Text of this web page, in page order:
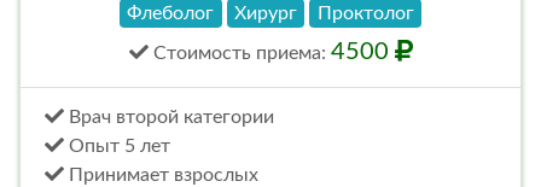
Флеболог Хирург Проктолог
Стоимость приема: 4500
Врач второй категории
Опыт 5 лет
Принимает взрослых